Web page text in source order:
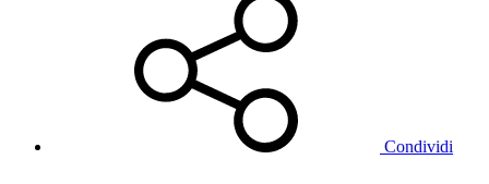
Condividi